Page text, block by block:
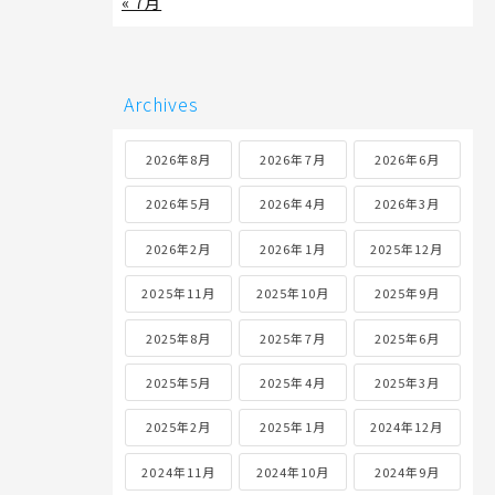
Archives
2026年8月 2026年7月 2026年6月
2026年5月 2026年4月 2026年3月
2026年2月 2026年1月 2025年12月
2025年11月 2025年10月 2025年9月
2025年8月 2025年7月 2025年6月
2025年5月 2025年4月 2025年3月
2025年2月 2025年1月 2024年12月
2024年11月 2024年10月 2024年9月